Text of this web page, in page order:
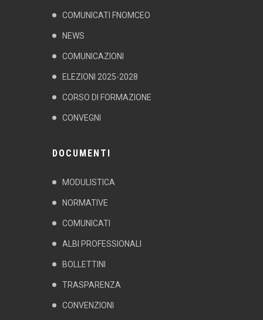
COMUNICATI FNOMCEO
NEWS
COMUNICAZIONI
ELEZIONI 2025-2028
CORSO DI FORMAZIONE
CONVEGNI
DOCUMENTI
MODULISTICA
NORMATIVE
COMUNICATI
ALBI PROFESSIONALI
BOLLETTINI
TRASPARENZA
CONVENZIONI